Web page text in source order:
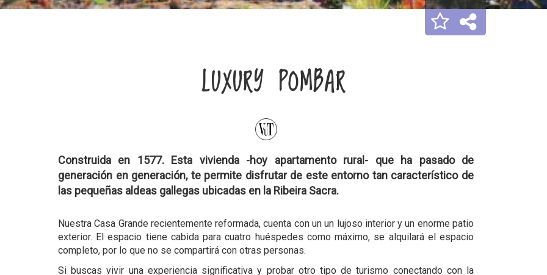
LUXURY POMBAR
Construida en 1577. Esta vivienda -hoy apartamento rural- que ha pasado de
generación en generación, te permite disfrutar de este entorno tan característico de
las pequeñas aldeas gallegas ubicadas en la Ribeira Sacra.
Nuestra Casa Grande recientemente reformada, cuenta con un un lujoso interior y un enorme patio
exterior. El espacio tiene cabida para cuatro huéspedes como máximo, se alquilará el espacio
completo, por lo que no se compartirá con otras personas.
Si buscas vivir una experiencia significativa y probar otro tipo de turismo conectando con la